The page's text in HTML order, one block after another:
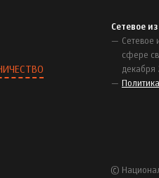
Сетевое
Сетевое
сфере
декабря
©